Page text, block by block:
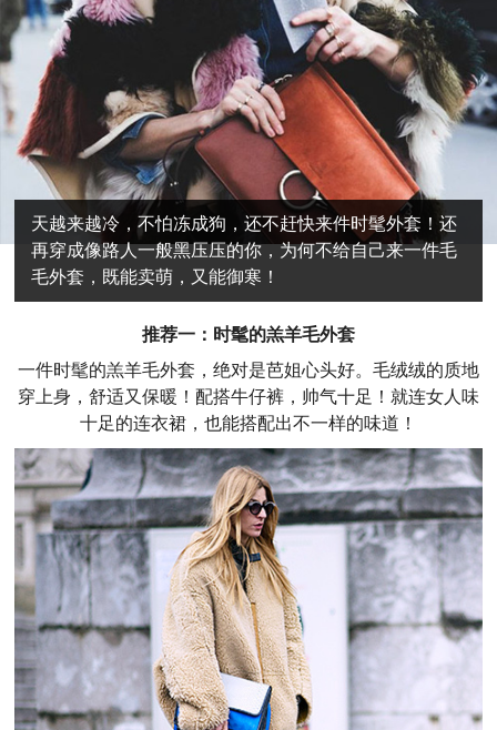
天越来越冷，不怕冻成狗，还不赶快来件时髦外套！还
再穿成像路人一般黑压压的你，为何不给自己来一件毛
毛外套，既能卖萌，又能御寒！
推荐一：时髦的羔羊毛外套
一件时髦的羔羊毛外套，绝对是芭姐心头好。毛绒绒的质地
穿上身，舒适又保暖！配搭牛仔裤，帅气十足！就连女人味
十足的连衣裙，也能搭配出不一样的味道！